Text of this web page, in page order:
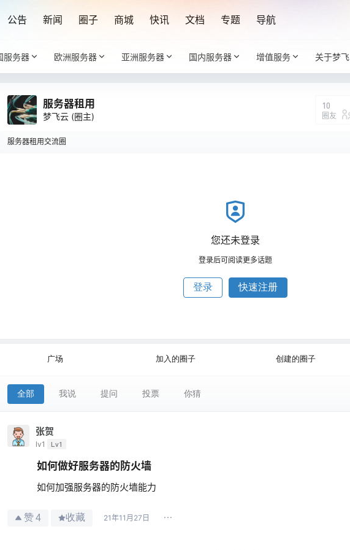
公告 新闻 圈子 商城 快讯 文档 专题 导航
服务器 欧洲服务器 亚洲服务器 国内服务器 增值服务 关于梦飞
服务器租用
梦飞云 (圈主)
10
圈友
服务器租用交流圈
您还未登录
登录后可阅读更多话题
登录 快速注册
广场 加入的圈子 创建的圈子
全部 我说 提问 投票 你猜
张贺
lv1 Lv1
如何做好服务器的防火墙
如何加强服务器的防火墙能力
赞4 收藏 21年11月27日